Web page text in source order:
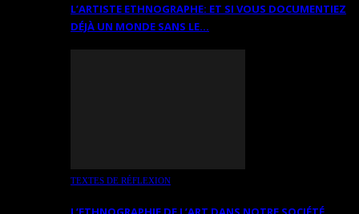
L’ARTISTE ETHNOGRAPHE: ET SI VOUS DOCUMENTIEZ
DÉJÀ UN MONDE SANS LE…
TEXTES DE RÉFLEXION